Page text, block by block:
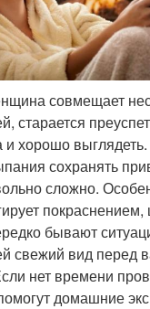
совмещает
старается
и хорошо
сохранять
сложно.
бывают
свежий вид перед
нет времени
домашние